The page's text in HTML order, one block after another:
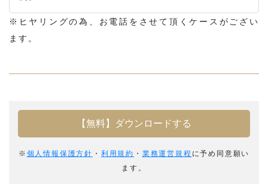
※ヒヤリングの為、お電話をさせて頂くケースがござい
ます。
※ 個人情報保護方針 ・ 利用規約 ・ 業務運営規程 に予め同意願い
ます。